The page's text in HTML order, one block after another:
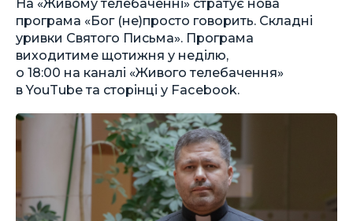
програма «Бог (не)просто говорить. Складні
уривки Святого Письма». Програма
виходитиме щотижня у неділю,
о 18:00 на каналі «Живого телебачення»
в YouTube та сторінці у Facebook.